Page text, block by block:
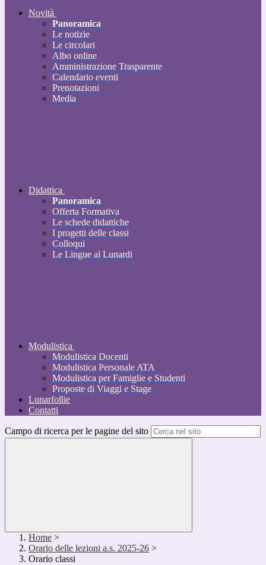
Novità
Panoramica
Le notizie
Le circolari
Albo online
Amministrazione Trasparente
Calendario eventi
Prenotazioni
Media
Didattica
Panoramica
Offerta Formativa
Le schede didattiche
I progetti delle classi
Colloqui
Le Lingue al Lunardi
Modulistica
Modulistica Docenti
Modulistica Personale ATA
Modulistica per Famiglie e Studenti
Proposte di Viaggi e Stage
Lunarfollie
Contatti
Campo di ricerca per le pagine del sito
Home >
Orario delle lezioni a.s. 2025-26 >
Orario classi